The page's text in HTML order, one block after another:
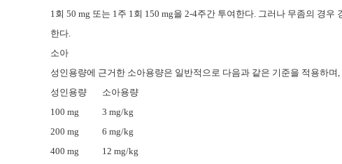
1회 50 mg 또는 1주 1회 150 mg을 2-4주간 투여한다. 그러나 무좀의 경
한다.
소아
성인용량에 근거한 소아용량은 일반적으로 다음과 같은 기준을 적용하며,
성인용량
소아용량
100 mg
3 mg/kg
200 mg
6 mg/kg
400 mg
12 mg/kg